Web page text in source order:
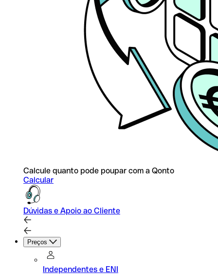
Calcule quanto pode poupar com a Qonto
Calcular
Dúvidas e Apoio ao Cliente
Preços
Independentes e ENI